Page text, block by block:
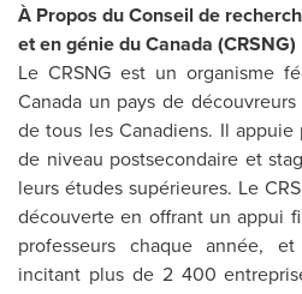
À Propos du Conseil de
et en génie duCanada (CRSNG)
Le CRSNG est un organisme
Canada un pays de
de tous les Canadiens. Il
de niveau postsecondaire et
leurs études supérieures. Le
découverte en offrant un appui
professeurs chaque année,
incitant plus de 2 400